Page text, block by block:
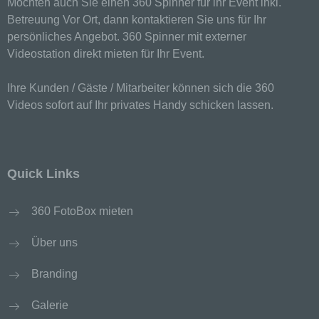
Möchten auch Sie einen 360 Spinner für ihr Event inkl.
Betreuung Vor Ort, dann kontaktieren Sie uns für Ihr
persönliches Angebot. 360 Spinner mit externer
Videostation direkt mieten für Ihr Event.
Ihre Kunden / Gäste / Mitarbeiter können sich die 360
Videos sofort auf Ihr privates Handy schicken lassen.
Quick Links
360 FotoBox mieten
Über uns
Branding
Galerie
sie betreffenden personenbezogenen Daten
einverstanden ist.
Verantwortlicher im Sinne der Datenschutz-
Grundverordnung, sonstiger in den Mitgliedstaaten
genannte Cookies, LocalStorage und
nutzerfreundlicher, effektiver und sicherer zu
machen. Local Storage und SessionStorage ist
auf Ihrem Computer oder mobilen Gerät